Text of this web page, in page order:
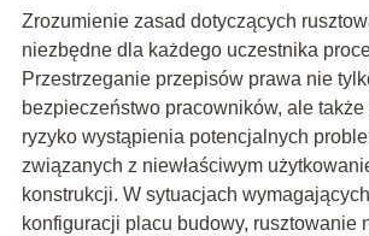
Zrozumienie zasad dotyczących
niezbędne dla każdego uczestnika
Przestrzeganie przepisów prawa nie
bezpieczeństwo pracowników, ale
ryzyko wystąpienia potencjalnych
związanych z niewłaściwym
konstrukcji. W sytuacjach
konfiguracji placu budowy, rusztowanie